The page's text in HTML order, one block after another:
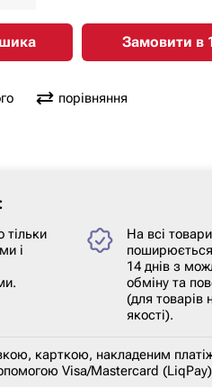
Замовити в
порівняння
тільки
і
На всі товари
поширюється
14 днів з
обміну та
(для товарів
якості).
карткою, накладеним
Visa/Mastercard (LiqPay)